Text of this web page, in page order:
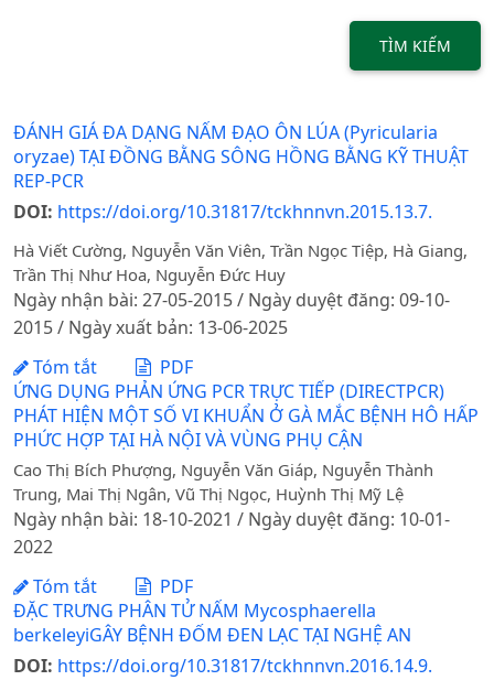
TÌM KIẾM
ĐÁNH GIÁ ĐA DẠNG NẤM ĐẠO ÔN LÚA (Pyricularia
oryzae) TẠI ĐỒNG BẰNG SÔNG HỒNG BẰNG KỸ THUẬT
REP-PCR
DOI: https://doi.org/10.31817/tckhnnvn.2015.13.7.
Hà Viết Cường, Nguyễn Văn Viên, Trần Ngọc Tiệp, Hà Giang,
Trần Thị Như Hoa, Nguyễn Đức Huy
Ngày nhận bài: 27-05-2015 / Ngày duyệt đăng: 09-10-
2015 / Ngày xuất bản: 13-06-2025
Tóm tắt
PDF
ỨNG DỤNG PHẢN ỨNG PCR TRỰC TIẾP (DIRECTPCR)
PHÁT HIỆN MỘT SỐ VI KHUẨN Ở GÀ MẮC BỆNH HÔ HẤP
PHỨC HỢP TẠI HÀ NỘI VÀ VÙNG PHỤ CẬN
Cao Thị Bích Phượng, Nguyễn Văn Giáp, Nguyễn Thành
Trung, Mai Thị Ngân, Vũ Thị Ngọc, Huỳnh Thị Mỹ Lệ
Ngày nhận bài: 18-10-2021 / Ngày duyệt đăng: 10-01-
2022
Tóm tắt
PDF
ĐẶC TRƯNG PHÂN TỬ NẤM Mycosphaerella
berkeleyiGÂY BỆNH ĐỐM ĐEN LẠC TẠI NGHỆ AN
DOI: https://doi.org/10.31817/tckhnnvn.2016.14.9.